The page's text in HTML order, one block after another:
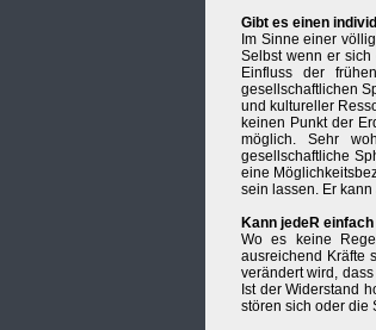
Gibt es einen
Im Sinne einer
Selbst wenn er
Einfluss der
gesellschaftlichen
und kultureller
keinen Punkt der
möglich. Sehr
gesellschaftliche
eine
sein lassen. Er
Kann jedeR
Wo es keine
ausreichend Kräfte
verändert wird,
Ist der Widerstand
stören sich oder die